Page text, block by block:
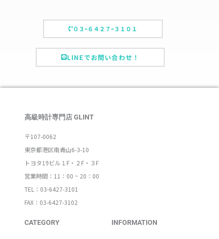
０３ｰ６４２７ｰ３１０１
LINEでお問い合わせ！
高級時計専門店 GLINT
〒107-0062
東京都港区南青山6-3-10
トヨタ19ビル１F・２F・３F
営業時間：11：00 ~ 20：00
TEL：03-6427-3101
FAX：03-6427-3102
CATEGORY INFORMATION